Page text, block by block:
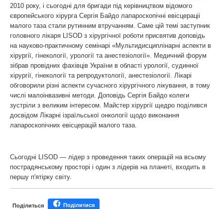
2010 року, і сьогодні для бригади під керівництвом відомого
європейського хірурга Сергія Байдо лапароскопічні евісцераціі
малого таза стали рутинним втручанням. Саме цій темі заступник
головного лікаря LISOD з хірургічної роботи присвятив доповідь
на науково-практичному семінарі «Мультидисциплінарні аспекти в
хірургії, гінекології, урології та анестезіології». Медичний форум
зібрав провідних фахівців України в області урології, судинної
хірургії, гінекології та репродуктології, анестезіології. Лікарі
обговорили різні аспекти сучасного хірургічного лікування, в тому
числі малоінвазивні методи. Доповідь Сергія Байдо колеги
зустріли з великим інтересом. Майстер хірургії щедро поділився
досвідом Лікарні ізраїльської онкології щодо виконання
лапароскопічних евісцерацій малого таза.
Сьогодні LISOD — лідер з проведення таких операцій на всьому
пострадянському просторі і один з лідерів на планеті, входить в
першу п'ятірку світу.
Поділиться Поділитися